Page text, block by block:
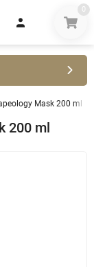
0
Mask 200 ml
200 ml